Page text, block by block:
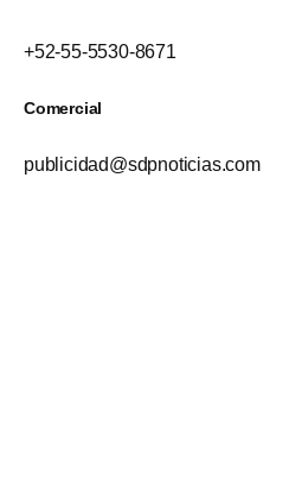
+52-55-5530-8671
Comercial
publicidad@sdpnoticias.com